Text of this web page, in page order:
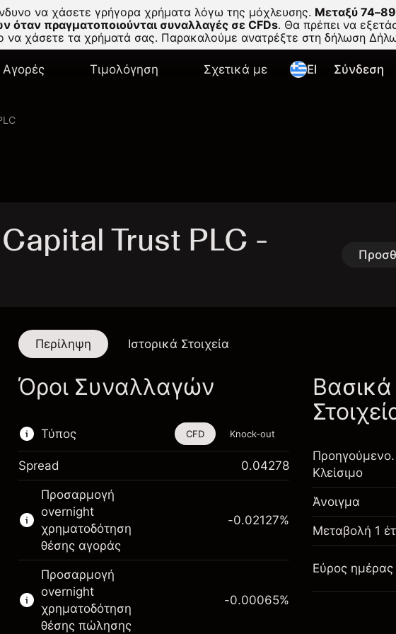
να χάσετε γρήγορα χρήματα λόγω της μόχλευσης. Μεταξύ
πραγματοποιούνται συναλλαγές σε CFDs. Θα πρέπει να
να χάσετε τα χρήματά σας. Παρακαλούμε ανατρέξτε στη δήλωση
Αγορές Τιμολόγηση Σχετικά με El Σύνδεση
Trust PLC -
Περίληψη Ιστορικά Στοιχεία
Όροι Συναλλαγών
Τύπος
Αυτό το χρηματοοικονομικό εργαλείο είναι
διαθέσιμο για διαπραγμάτευση μέσω CFDs και
Knock-outs.
Μάθετε περισσότερα σχετικά με:
CFDs
Knock-outs
CFD Knock-out
Spread 0.04278
Προσαρμογή
overnight
χρηματοδότηση
θέσης αγοράς
-0.02127%
Προσαρμογή
overnight
χρηματοδότηση
θέσης πώλησης
-0.00065%
Βασικά
Προηγούμενο.
Κλείσιμο
Άνοιγμα
Μεταβολή 1
Εύρος ημέρας